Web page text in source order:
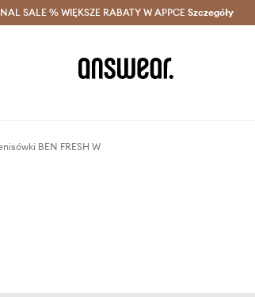
Answear Club > Dostawa nawet w 24h >
SALE % WIĘKSZE RABATY W APPCESzczegóły
BEN FRESH W